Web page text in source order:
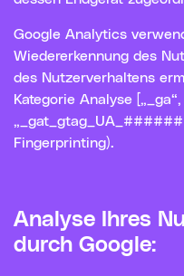
Google Analytics
Wiedererkennung des
des Nutzerverhaltens
Kategorie Analyse [„_ga“,
Fingerprinting).
Analyse Ihres
durch Google: